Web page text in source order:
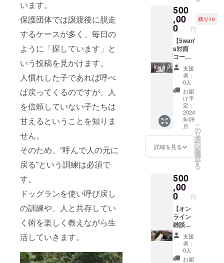
います。
保護団体では譲渡後に脱走
するケースが多く、毎日の
ように「探しています」と
いう投稿を見かけます。
人慣れした子であれば呼べ
ば戻ってくるのですが、人
を信頼していない子たちは
甘えるということを知りま
せん。
そのため、”呼んで人の元に
戻る”という訓練は必須で
す。
ドッグランを使い呼び戻し
の訓練や、人と共存してい
く術を楽しく教えながら生
活していきます。
ます ●
保護犬
シェル
ター
「NYO
NYO
house
」プレ
オープ
ンご招
待券 ●
保護犬
シェル
ター
ドッグ
ラン
「NYO
NYO
森」入
×10枚
500
,00
0 円
残り10
【5wan'
s対面
コー
ス】
500000
円 ●保
護犬
シェル
ター
「NYO
NYO
house
」の建
築代に
あてさ
ます。
●5wan'
sと出張
撮影会
【西日
本限
定】 ●
シェル
ターに
お名前
プレー
支援
者：
0人
お届
け予
定：
2024
年09
月
詳細を見る
こ
の
リ
タ
ー
ン
を
選
択
す
る
500
,00
0 円
【オン
ライン
雑談
コー
ス】
500000
円 ●保
支援
者：
0人
お届